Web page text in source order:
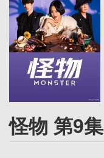
怪物 第9集